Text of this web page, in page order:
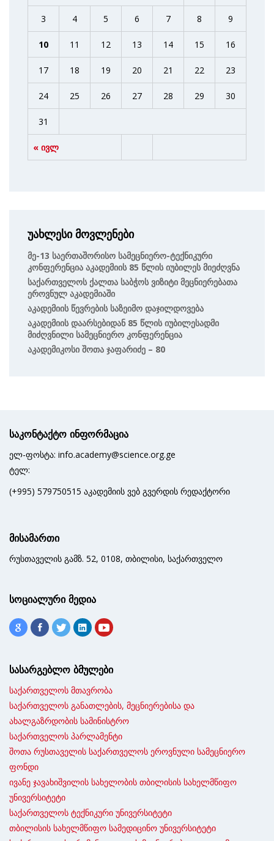
« ივლ
3 4 5 6 7 8 9
10 11 12 13 14 15 16
17 18 19 20 21 22 23
24 25 26 27 28 29 30
31
უახლესი მოვლენები
Მე-13 Საერთაშორისო Სამეცნიერო-Ტექნიკური
Კონფერენცია Აკადემიის 85 Წლის Იუბილეს Მიეძღვნა
Საქართველოს Ქალთა Საბჭოს Ვიზიტი Მეცნიერებათა
Ეროვნულ Აკადემიაში
Აკადემიის Წევრების Საზეიმო Დაჯილდოვება
Აკადემიის Დაარსებიდან 85 Წლის Იუბილესადმი
Მიძღვნილი Სამეცნიერო Კონფერენცია
Აკადემიკოსი Შოთა Ჯაფარიძე – 80
საკონტაქტო ინფორმაცია
ელ-ფოსტა: info.academy@science.org.ge
ტელ:
(+995) 579750515 აკადემიის ვებ გვერდის რედაქტორი
მისამართი
რუსთაველის გამზ. 52, 0108, თბილისი, საქართველო
სოციალური მედია
სასარგებლო ბმულები
საქართველოს მთავრობა
საქართველოს განათლების, მეცნიერებისა და
ახალგაზრდობის სამინისტრო
საქართველოს პარლამენტი
შოთა რუსთაველის საქართველოს ეროვნული სამეცნიერო
ფონდი
ივანე ჯავახიშვილის სახელობის თბილისის სახელმწიფო
უნივერსიტეტი
საქართველოს ტექნიკური უნივერსიტეტი
თბილისის სახელმწიფო სამედიცინო უნივერსიტეტი